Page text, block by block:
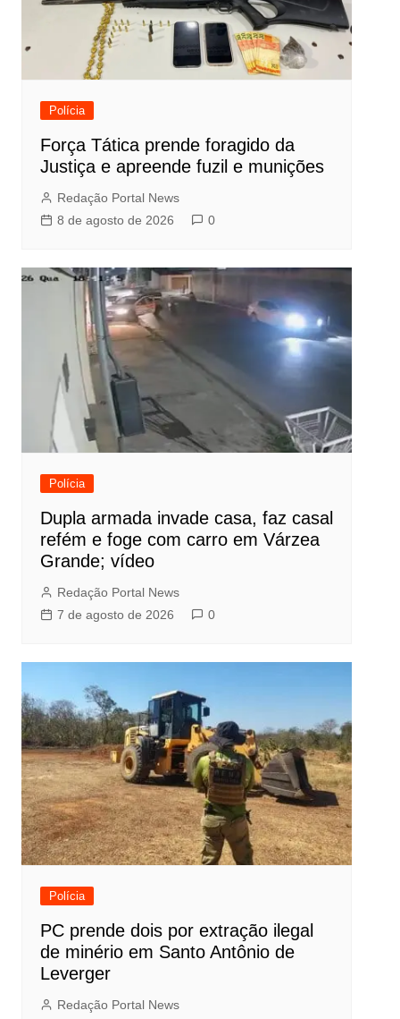
Polícia
Força Tática prende foragido da
Justiça e apreende fuzil e munições
Redação Portal News
8 de agosto de 2026
0
Polícia
Dupla armada invade casa, faz casal
refém e foge com carro em Várzea
Grande; vídeo
Redação Portal News
7 de agosto de 2026
0
Polícia
PC prende dois por extração ilegal
de minério em Santo Antônio de
Leverger
Redação Portal News